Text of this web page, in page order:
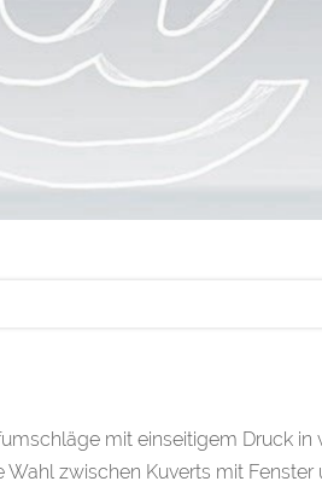
mit einseitigem Druck in
zwischen Kuverts mit Fenster